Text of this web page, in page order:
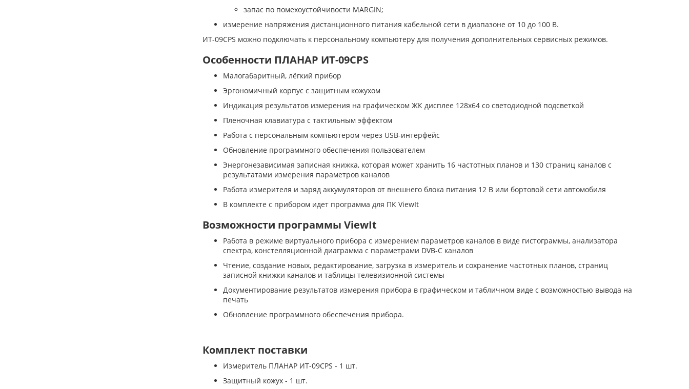
запас по помехоустойчивости MARGIN;
измерение напряжения дистанционного питания кабельной сети в диапазоне от 10 до 100 В.
ИТ-09СPS можно подключать к персональному компьютеру для получения дополнительных сервисных режимов.
Особенности ПЛАНАР ИТ-09СPS
Малогабаритный, лёгкий прибор
Эргономичный корпус с защитным кожухом
Индикация результатов измерения на графическом ЖК дисплее 128x64 со светодиодной подсветкой
Пленочная клавиатура с тактильным эффектом
Работа с персональным компьютером через USB-интерфейс
Обновление программного обеспечения пользователем
Энергонезависимая записная книжка, которая может хранить 16 частотных планов и 130 страниц каналов с
результатами измерения параметров каналов
Работа измерителя и заряд аккумуляторов от внешнего блока питания 12 В или бортовой сети автомобиля
В комплекте с прибором идет программа для ПК ViewIt
Возможности программы ViewIt
Работа в режиме виртуального прибора с измерением параметров каналов в виде гистограммы, анализатора
спектра, констелляционной диаграмма с параметрами DVB-C каналов
Чтение, создание новых, редактирование, загрузка в измеритель и сохранение частотных планов, страниц
записной книжки каналов и таблицы телевизионной системы
Документирование результатов измерения прибора в графическом и табличном виде с возможностью вывода на
печать
Обновление программного обеспечения прибора.
Комплект поставки
Измеритель ПЛАНАР ИТ-09СPS - 1 шт.
Защитный кожух - 1 шт.